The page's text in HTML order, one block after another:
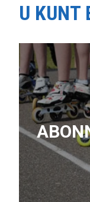
U KUNT